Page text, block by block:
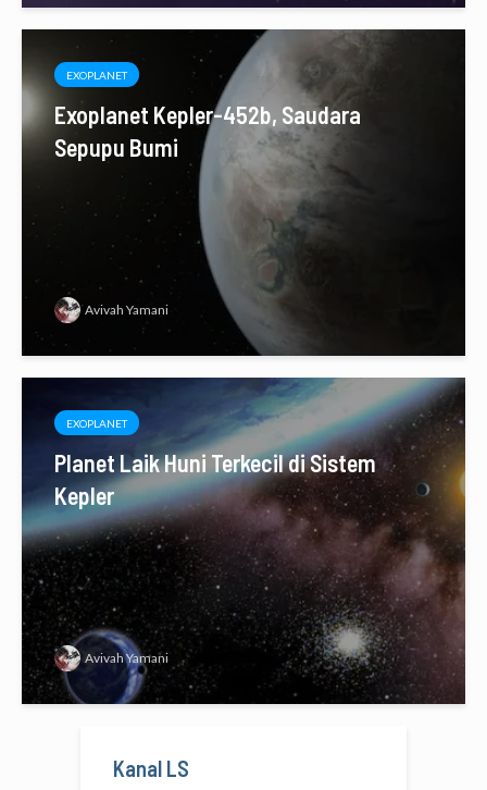
EXOPLANET
Exoplanet Kepler-452b, Saudara
Sepupu Bumi
Avivah Yamani
EXOPLANET
Planet Laik Huni Terkecil di Sistem
Kepler
Avivah Yamani
Kanal LS